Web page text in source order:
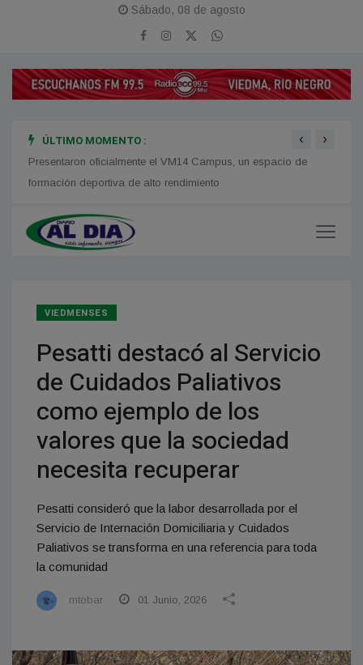
Sábado, 08 de agosto
ÚLTIMO MOMENTO :
Presentaron oficialmente el VM14 Campus, un espacio de
formación deportiva de alto rendimiento
‹ ›
VIEDMENSES
Pesatti destacó al Servicio
de Cuidados Paliativos
como ejemplo de los
valores que la sociedad
necesita recuperar
Pesatti consideró que la labor desarrollada por el
Servicio de Internación Domiciliaria y Cuidados
Paliativos se transforma en una referencia para toda
la comunidad
mtobar 01 Junio, 2026